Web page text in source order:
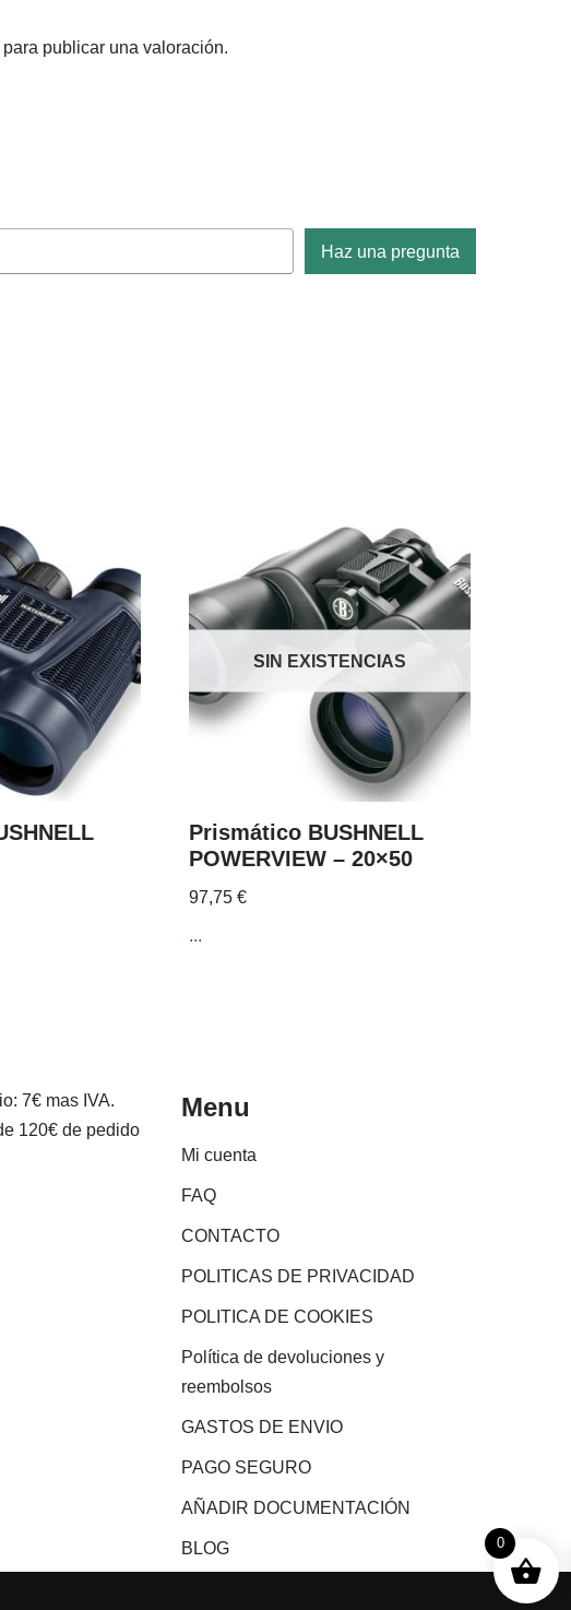
para publicar una valoración.
Haz una pregunta
SIN EXISTENCIAS
Prismático BUSHNELL
POWERVIEW – 20×50
97,75€
...
7€ mas IVA.
120€ de pedido
Menu
Mi cuenta
FAQ
CONTACTO
POLITICAS DE PRIVACIDAD
POLITICA DE COOKIES
Política de devoluciones y
reembolsos
GASTOS DE ENVIO
PAGO SEGURO
AÑADIR DOCUMENTACIÓN
BLOG 0